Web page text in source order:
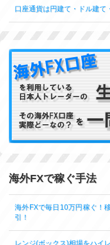
口座通貨は円建て・ドル建て
海外FXで稼ぐ手法
海外FXで毎日10万円稼ぐ！
引！
レンジ(ボックス)相場をハイ